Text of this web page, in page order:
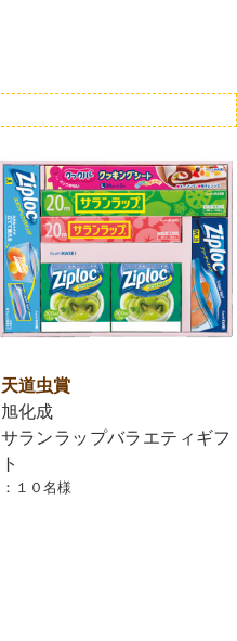
天道虫賞
旭化成
サランラップバラエティギフ
ト
：１０名様